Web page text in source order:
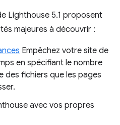
Lighthouse 5.1 proposent
majeures à découvrir :
Empêchez votre site de
en spécifiant le nombre
des fichiers que les pages
avec vos propres